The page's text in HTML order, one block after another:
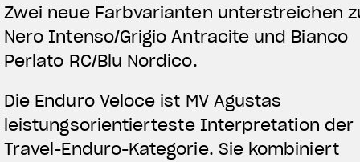
Zwei neue Farbvarianten unterstreichen
Nero Intenso/Grigio Antracite und Bianco
Perlato RC/Blu Nordico.
Die Enduro Veloce ist MV Agustas
leistungsorientierteste Interpretation der
Travel-Enduro-Kategorie. Sie kombiniert